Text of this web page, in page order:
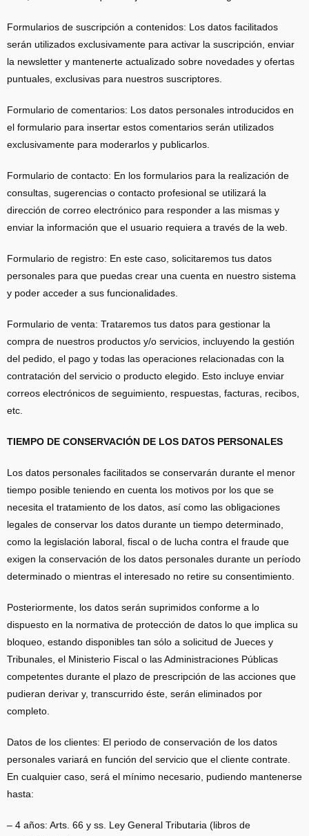
Formularios de suscripción a contenidos: Los datos facilitados
serán utilizados exclusivamente para activar la suscripción, enviar
la newsletter y mantenerte actualizado sobre novedades y ofertas
puntuales, exclusivas para nuestros suscriptores.
Formulario de comentarios: Los datos personales introducidos en
el formulario para insertar estos comentarios serán utilizados
exclusivamente para moderarlos y publicarlos.
Formulario de contacto: En los formularios para la realización de
consultas, sugerencias o contacto profesional se utilizará la
dirección de correo electrónico para responder a las mismas y
enviar la información que el usuario requiera a través de la web.
Formulario de registro: En este caso, solicitaremos tus datos
personales para que puedas crear una cuenta en nuestro sistema
y poder acceder a sus funcionalidades.
Formulario de venta: Trataremos tus datos para gestionar la
compra de nuestros productos y/o servicios, incluyendo la gestión
del pedido, el pago y todas las operaciones relacionadas con la
contratación del servicio o producto elegido. Esto incluye enviar
correos electrónicos de seguimiento, respuestas, facturas, recibos,
etc.
TIEMPO DE CONSERVACIÓN DE LOS DATOS PERSONALES
Los datos personales facilitados se conservarán durante el menor
tiempo posible teniendo en cuenta los motivos por los que se
necesita el tratamiento de los datos, así como las obligaciones
legales de conservar los datos durante un tiempo determinado,
como la legislación laboral, fiscal o de lucha contra el fraude que
exigen la conservación de los datos personales durante un período
determinado o mientras el interesado no retire su consentimiento.
Posteriormente, los datos serán suprimidos conforme a lo
dispuesto en la normativa de protección de datos lo que implica su
bloqueo, estando disponibles tan sólo a solicitud de Jueces y
Tribunales, el Ministerio Fiscal o las Administraciones Públicas
competentes durante el plazo de prescripción de las acciones que
pudieran derivar y, transcurrido éste, serán eliminados por
completo.
Datos de los clientes: El periodo de conservación de los datos
personales variará en función del servicio que el cliente contrate.
En cualquier caso, será el mínimo necesario, pudiendo mantenerse
hasta:
– 4 años: Arts. 66 y ss. Ley General Tributaria (libros de